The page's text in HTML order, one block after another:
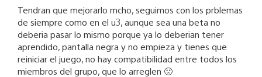
Tendran que mejorarlo mcho, seguimos con los prblemas
de siempre como en el u3, aunque sea una beta no
deberia pasar lo mismo porque ya lo deberian tener
aprendido, pantalla negra y no empieza y tienes que
reiniciar el juego, no hay compatibilidad entre todos los
miembros del grupo, que lo arreglen 🙁